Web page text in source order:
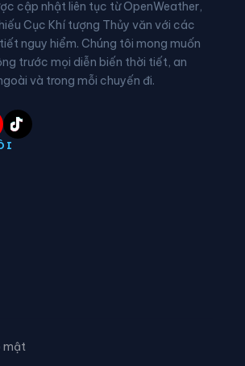
Xã Đoàn Đào
Xã Đồng Châu
Xã Đông Quan
cập nhật liên tục từ OpenWeather,
Cục Khí tượng Thủy văn với các
nguy hiểm. Chúng tôi mong muốn
trước mọi diễn biến thời tiết, an
và trong mỗi chuyến đi.
mật